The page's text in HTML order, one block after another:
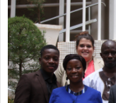
e
B
r
é
s
i
l
i
x
j
e
u
n
e